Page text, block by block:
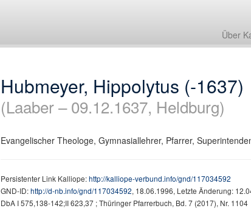
Über
Hubmeyer, Hippolytus (-1637)
(Laaber – 09.12.1637, Heldburg)
Evangelischer Theologe, Gymnasiallehrer, Pfarrer,
Persistenter Link Kalliope:http://kalliope-verbund.info/gnd/117034592
GND-ID:http://d-nb.info/gnd/117034592, 18.06.1996, Letzte Änderung:
DbA I 575,138-142;II 623,37 ; Thüringer Pfarrerbuch, Bd. 7 (2017), Nr. 1104